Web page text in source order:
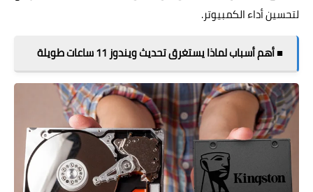
لتحسين أداء الكمبيوتر.
■ أهم أسباب لماذا يستغرق تحديث ويندوز 11 ساعات طويلة